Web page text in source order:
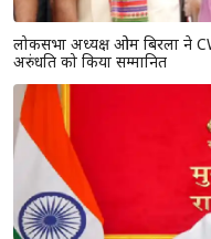
लोकसभा अध्यक्ष ओम बिरला ने
अरुंधति को किया सम्मानित